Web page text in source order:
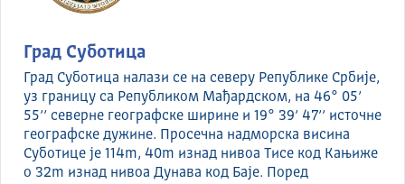
Град Суботица
Град Суботица налази се на северу Републике Србије,
уз границу са Републиком Мађардском, на 46° 05’
55’’ северне географске ширине и 19° 39’ 47’’ источне
географске дужине. Просечна надморска висина
Суботице је 114m, 40m изнад нивоа Тисе код Кањиже
о 32m изнад нивоа Дунава код Баје. Поред